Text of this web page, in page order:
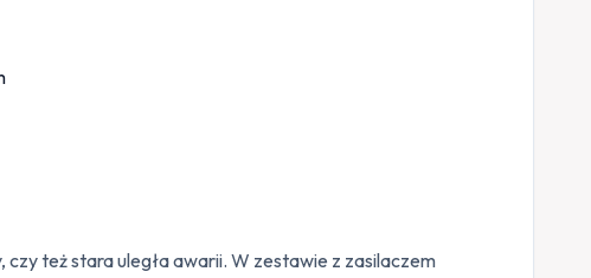
też stara uległa awarii. W zestawie z zasilaczem